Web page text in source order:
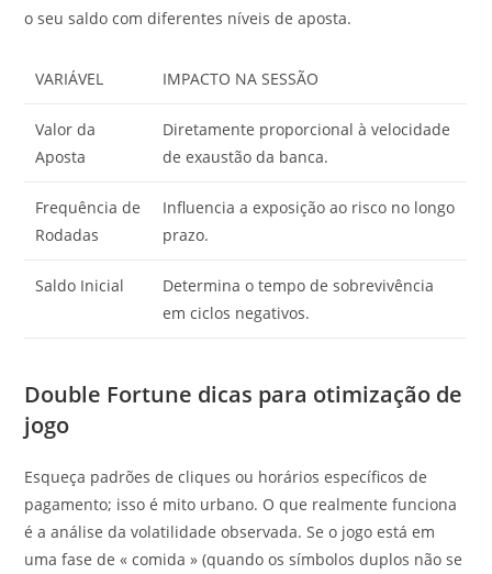
o seu saldo com diferentes níveis de aposta.
VARIÁVEL IMPACTO NA SESSÃO
Valor da
Aposta
Diretamente proporcional à velocidade
de exaustão da banca.
Frequência de
Rodadas
Influencia a exposição ao risco no longo
prazo.
Saldo Inicial
Determina o tempo de sobrevivência
em ciclos negativos.
Double Fortune dicas para otimização de
jogo
Esqueça padrões de cliques ou horários específicos de
pagamento; isso é mito urbano. O que realmente funciona
é a análise da volatilidade observada. Se o jogo está em
uma fase de « comida » (quando os símbolos duplos não se